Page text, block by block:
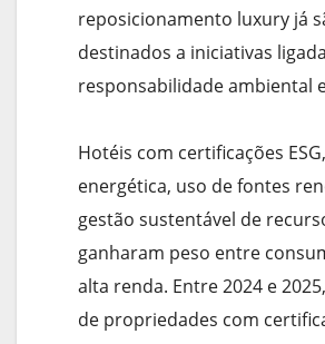
reposicionamento luxury já
destinados a iniciativas
responsabilidade ambiental
Hotéis com certificações
energética, uso de fontes
gestão sustentável de
ganharam peso entre
alta renda. Entre 2024 e
de propriedades com